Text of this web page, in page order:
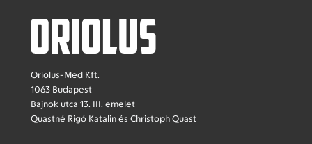
Oriolus-Med Kft.
1063 Budapest
Bajnok utca 13. III. emelet
Quastné Rigó Katalin és Christoph Quast